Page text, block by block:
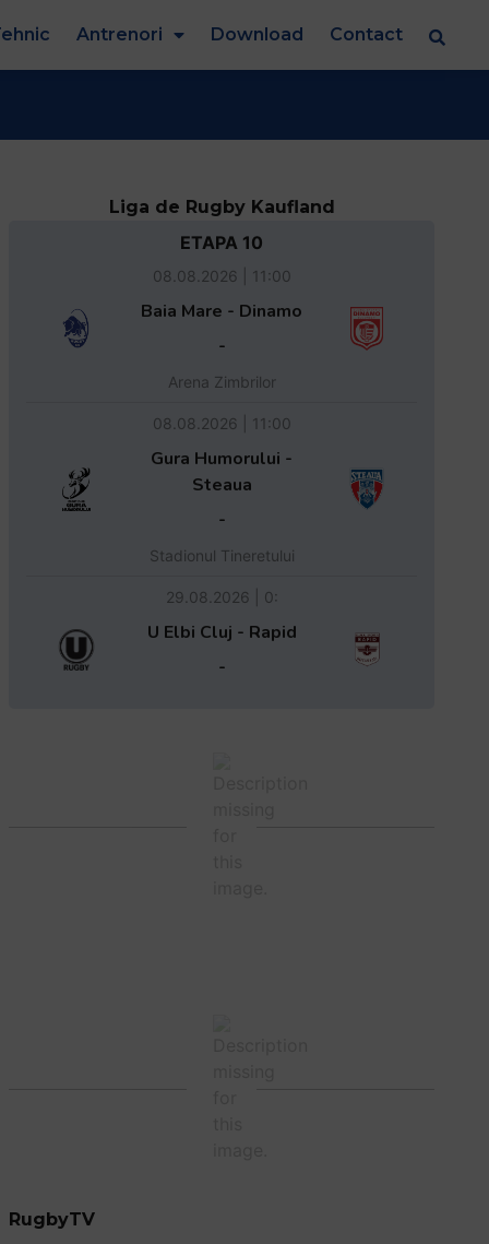
Antrenori Download Contact
Liga de Rugby Kaufland
ETAPA 10
08.08.2026 | 11:00
Baia Mare - Dinamo
-
Arena Zimbrilor
08.08.2026 | 11:00
Gura Humorului -
Steaua
-
Stadionul Tineretului
29.08.2026 | 0:
U Elbi Cluj - Rapid
-
RugbyTV